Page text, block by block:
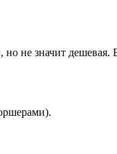
не значит дешевая.